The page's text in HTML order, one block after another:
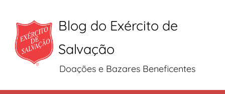
Blog do Exército de
Salvação
Doações e Bazares Beneficentes